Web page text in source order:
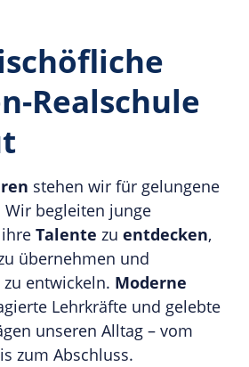
Realschule
stehen wir für gelungene
begleiten junge
ihreTalente zuentdecken,
übernehmen und
zu entwickeln. Moderne
Lehrkräfte und gelebte
unseren Alltag – vom
zum Abschluss.